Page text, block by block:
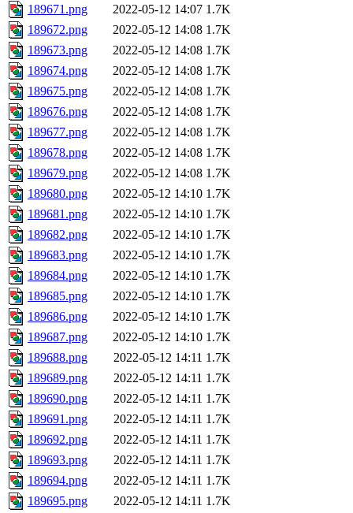
189671.png
2022-05-12 14:07 1.7K
189672.png
2022-05-12 14:08 1.7K
189673.png
2022-05-12 14:08 1.7K
189674.png
2022-05-12 14:08 1.7K
189675.png
2022-05-12 14:08 1.7K
189676.png
2022-05-12 14:08 1.7K
189677.png
2022-05-12 14:08 1.7K
189678.png
2022-05-12 14:08 1.7K
189679.png
2022-05-12 14:08 1.7K
189680.png
2022-05-12 14:10 1.7K
189681.png
2022-05-12 14:10 1.7K
189682.png
2022-05-12 14:10 1.7K
189683.png
2022-05-12 14:10 1.7K
189684.png
2022-05-12 14:10 1.7K
189685.png
2022-05-12 14:10 1.7K
189686.png
2022-05-12 14:10 1.7K
189687.png
2022-05-12 14:10 1.7K
189688.png
2022-05-12 14:11 1.7K
189689.png
2022-05-12 14:11 1.7K
189690.png
2022-05-12 14:11 1.7K
189691.png
2022-05-12 14:11 1.7K
189692.png
2022-05-12 14:11 1.7K
189693.png
2022-05-12 14:11 1.7K
189694.png
2022-05-12 14:11 1.7K
189695.png
2022-05-12 14:11 1.7K